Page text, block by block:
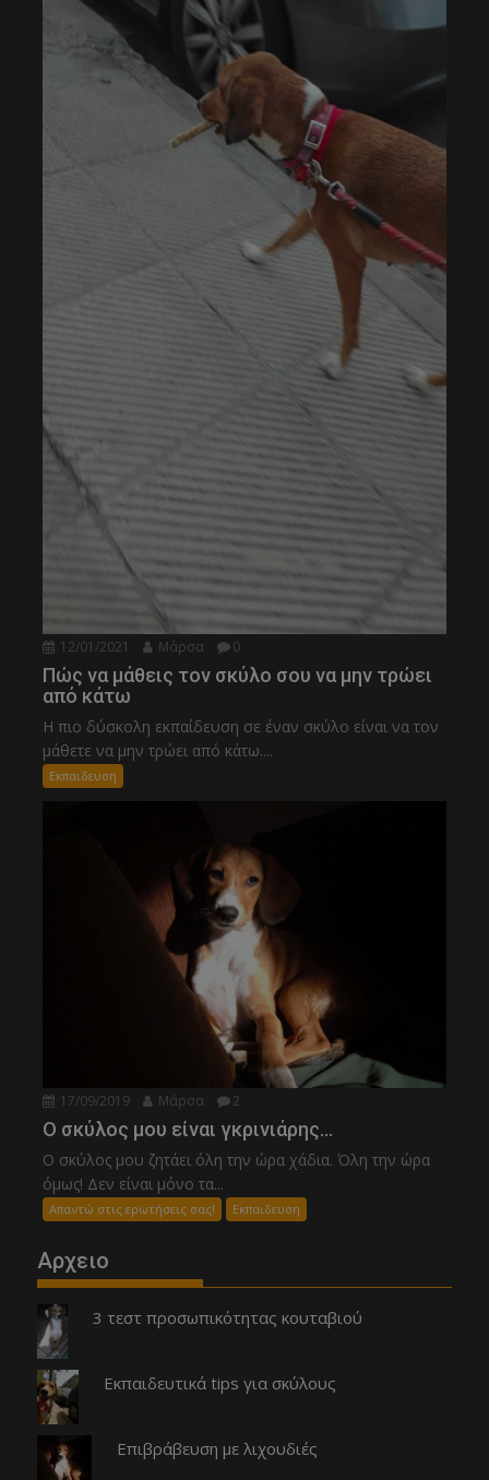
12/01/2021 Μάρσα 0
Πώς να μάθεις τον σκύλο σου να μην τρώει
από κάτω
Η πιο δύσκολη εκπαίδευση σε έναν σκύλο είναι να τον
μάθετε να μην τρώει από κάτω....
Εκπαιδευση
17/09/2019 Μάρσα 2
Ο σκύλος μου είναι γκρινιάρης…
Ο σκύλος μου ζητάει όλη την ώρα χάδια. Όλη την ώρα
όμως! Δεν είναι μόνο τα...
Απαντώ στις ερωτήσεις σας! Εκπαιδευση
Αρχειο
3 τεστ προσωπικότητας κουταβιού
Εκπαιδευτικά tips για σκύλους
Επιβράβευση με λιχουδιές